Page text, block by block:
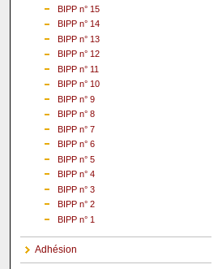
BIPP n° 15
BIPP n° 14
BIPP n° 13
BIPP n° 12
BIPP n° 11
BIPP n° 10
BIPP n° 9
BIPP n° 8
BIPP n° 7
BIPP n° 6
BIPP n° 5
BIPP n° 4
BIPP n° 3
BIPP n° 2
BIPP n° 1
Adhésion